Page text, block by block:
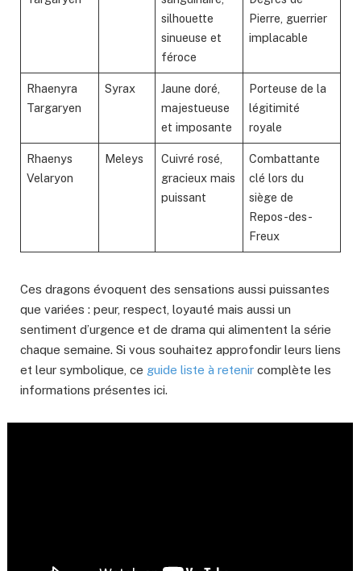
silhouette
sinueuse et
féroce
Pierre, guerrier
implacable
Rhaenyra
Targaryen
Syrax
Jaune doré,
majestueuse
et imposante
Porteuse de la
légitimité
royale
Rhaenys
Velaryon
Meleys
Cuivré rosé,
gracieux mais
puissant
Combattante
clé lors du
siège de
Repos-des-
Freux
Ces dragons évoquent des sensations aussi puissantes
que variées : peur, respect, loyauté mais aussi un
sentiment d’urgence et de drama qui alimentent la série
chaque semaine. Si vous souhaitez approfondir leurs liens
et leur symbolique, ce guide liste à retenir complète les
informations présentes ici.